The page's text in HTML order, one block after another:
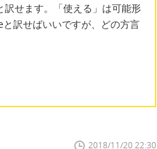
せます。「使える」は可能形
訳せばいいですが、どの方言
2018/11/20 22:30